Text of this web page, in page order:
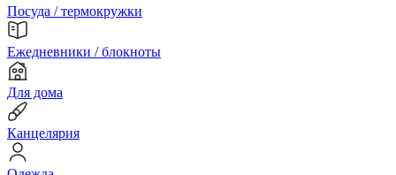
Посуда / термокружки
Ежедневники / блокноты
Для дома
Канцелярия